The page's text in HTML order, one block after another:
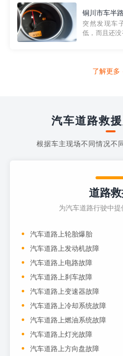
越者小程序
的在线服务平
铜川市车半
突然发现车
低，而且还
打了解更
汽车道路救
根据车主现场不同情况不
道路
为汽车道路行驶中
汽车道路上轮胎爆胎
汽车道路上发动机故障
汽车道路上电路故障
汽车道路上刹车故障
汽车道路上变速器故障
汽车道路上冷却系统故障
汽车道路上燃油系统故障
汽车道路上灯光故障
汽车道路上方向盘故障